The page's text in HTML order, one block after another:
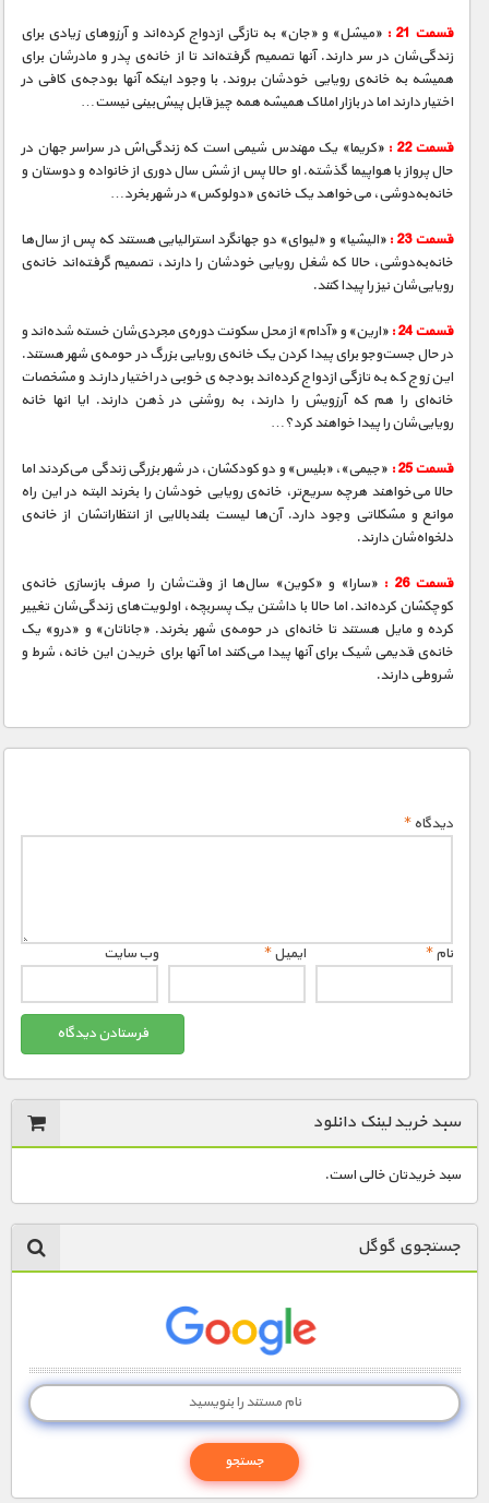
قسمت 21 :
«میشل» و «جان» به تازگی ازدواج کرده‌اند و آرزوهای زیادی برای
زندگی‌شان در سر دارند. آنها تصمیم گرفته‌اند تا از خانه‌ی پدر و مادرشان برای
همیشه به خانه‌ی رویایی خودشان بروند. با وجود اینکه آنها بودجه‌ی کافی در
اختیار دارند اما در بازار املاک همیشه همه چیز قابل پیش‌بینی نیست…
قسمت 22 :
«کریما» یک مهندس شیمی است که زندگی‌اش در سراسر جهان در
حال پرواز با هواپیما گذشته. او حالا پس از شش سال دوری از خانواده و دوستان و
خانه‌به‌دوشی، می‌خواهد یک خانه‌ی «دولوکس» در شهر بخرد…
قسمت 23 :
«الیشیا» و «لیوای» دو جهانگرد استرالیایی هستند که پس از سال‌ها
‌خانه‌به‌دوشی، حالا که شغل رویایی خودشان را دارند، تصمیم گرفته‌اند خانه‌ی
‌رویایی‌شان نیز را پیدا کنند.
قسمت 24 :
«ارین» و «آدام» از محل سکونت دوره‌ی مجردی‌شان خسته شده‌اند و
در حال جست‌و‌جو برای پیدا کردن یک خانه‌ی رویایی بزرگ در حومه‌ی شهر هستند.
این زوج که به تازگی ازدواج کرده‌اند بودجه‌ی خوبی در اختیار دارند و مشخصات
خانه‌ای را هم که آرزویش را دارند، به روشنی در ذهن دارند. ایا انها خانه
رویایی‌شان را پیدا خواهند کرد؟…
قسمت 25 :
«جیمی»، «بلیس» و دو کودکشان، در شهر بزرگی زندگی می‌کردند اما
حالا می‌خواهند هرچه سریع‌تر، خانه‌ی رویایی خودشان را بخرند البته در این راه
موانع و مشکلاتی وجود دارد. آن‌ها لیست بلندبالایی از انتظاراتشان از خانه‌ی
دلخواه‌شان دارند.
قسمت 26 :
«سارا» و «کوین» سال‌ها از وقت‌شان را صرف بازسازی خانه‌ی
کوچکشان کرده‌اند. اما حالا با داشتن یک پسربچه، اولویت‌های ‌زندگی‌شان تغییر
کرده و مایل هستند تا خانه‌ای در حومه‌ی شهر بخرند. «جاناتان» و «درو» یک
خانه‌ی قدیمی شیک برای آنها پیدا می‌کنند اما آنها برای خریدن این خانه، شرط و
شروطی دارند.
دیدگاه*
نام* ایمیل* وب‌ سایت
سبد خرید لینک دانلود
سبد خریدتان خالی است.
جستجوی گوگل